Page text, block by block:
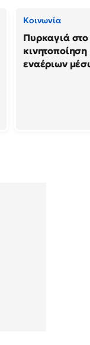
Κοινωνία
Πυρκαγιά
εναέριων